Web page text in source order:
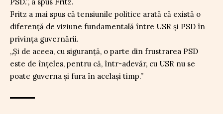
Fritz a mai spus că tensiunile politice arată că există o
diferență de viziune fundamentală între USR și PSD în
privința guvernării.
„Și de aceea, cu siguranță, o parte din frustrarea PSD
este de înțeles, pentru că, într-adevăr, cu USR nu se
poate guverna și fura în același timp.”